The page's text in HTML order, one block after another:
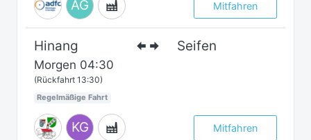
AG Mitfahren
Hinang Seifen
Morgen 04:30
(Rückfahrt 13:30)
Regelmäßige Fahrt
KG Mitfahren